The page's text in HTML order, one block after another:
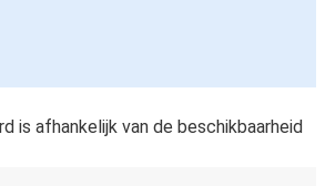
is afhankelijk van de beschikbaarheid